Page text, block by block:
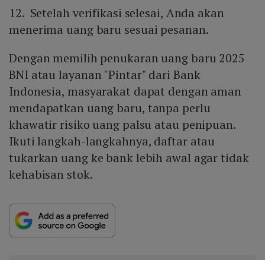
12. Setelah verifikasi selesai, Anda akan
menerima uang baru sesuai pesanan.
Dengan memilih penukaran uang baru 2025
BNI atau layanan "Pintar" dari Bank
Indonesia, masyarakat dapat dengan aman
mendapatkan uang baru, tanpa perlu
khawatir risiko uang palsu atau penipuan.
Ikuti langkah-langkahnya, daftar atau
tukarkan uang ke bank lebih awal agar tidak
kehabisan stok.